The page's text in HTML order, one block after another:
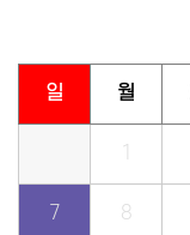
일 월
1
7 8